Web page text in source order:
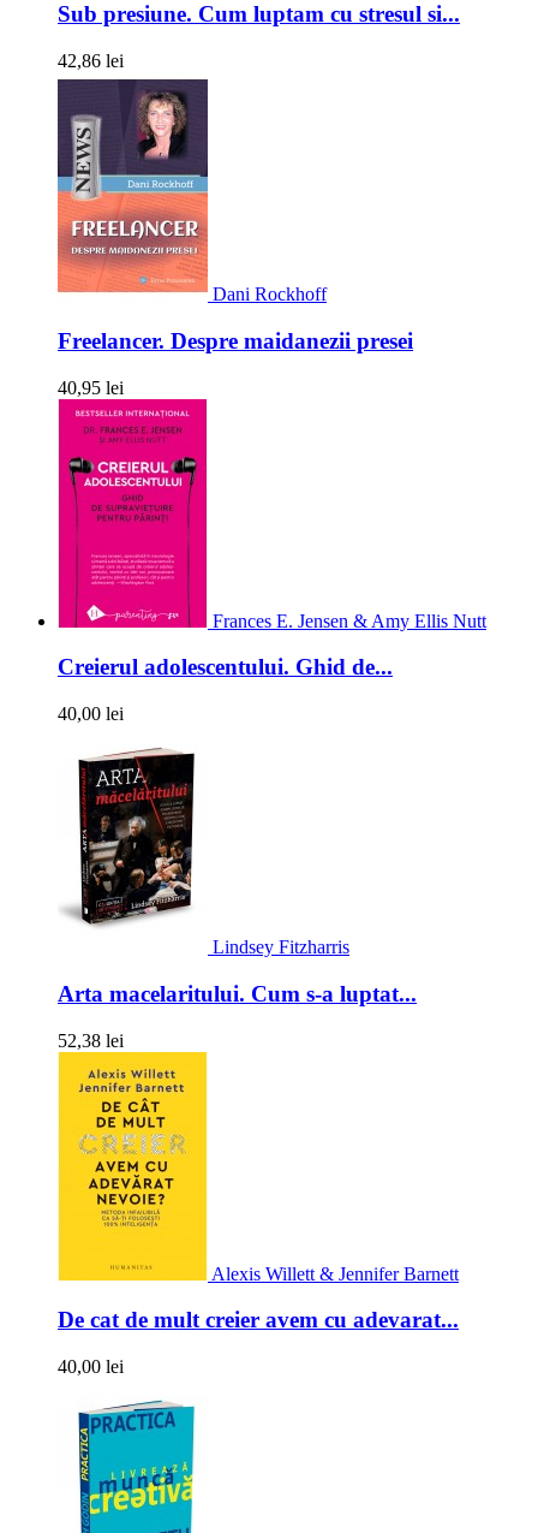
Sub presiune. Cum luptam cu stresul si...
42,86 lei
Dani Rockhoff
Freelancer. Despre maidanezii presei
40,95 lei
Frances E. Jensen & Amy Ellis Nutt
Creierul adolescentului. Ghid de...
40,00 lei
Lindsey Fitzharris
Arta macelaritului. Cum s-a luptat...
52,38 lei
Alexis Willett & Jennifer Barnett
De cat de mult creier avem cu adevarat...
40,00 lei